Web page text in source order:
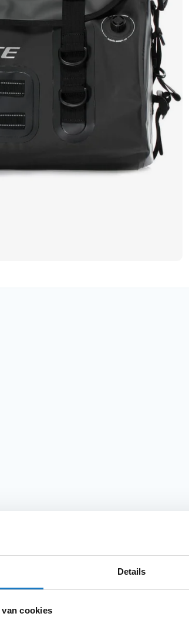
Details
cookies
capaciteit van 60 liter is gemaakt van
en functioneel, de tas is ontworpen
D-ringen waarmee je deze